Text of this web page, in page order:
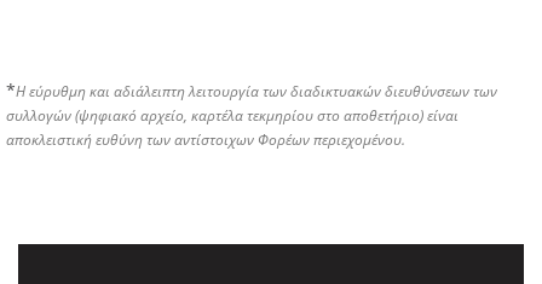
*Η εύρυθμη και αδιάλειπτη λειτουργία των διαδικτυακών διευθύνσεων των
συλλογών (ψηφιακό αρχείο, καρτέλα τεκμηρίου στο αποθετήριο) είναι
αποκλειστική ευθύνη των αντίστοιχων Φορέων περιεχομένου.